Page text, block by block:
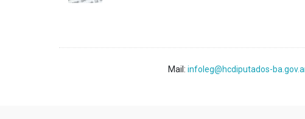
Mail: infoleg@hcdiputados-